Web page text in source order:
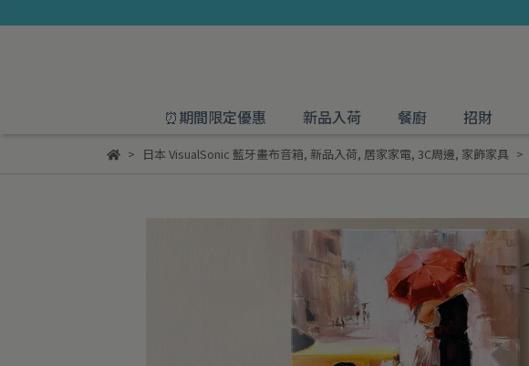
⏰期間限定優惠 新品入荷 餐廚 招財
日本 VisualSonic 藍牙畫布音箱, 新品入荷, 居家家電, 3C周邊, 家飾家具